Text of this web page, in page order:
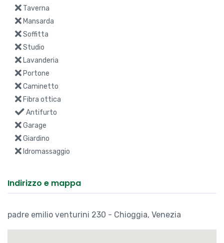
Taverna
Mansarda
Soffitta
Studio
Lavanderia
Portone
Caminetto
Fibra ottica
Antifurto
Garage
Giardino
Idromassaggio
Indirizzo e mappa
padre emilio venturini 230 - Chioggia, Venezia